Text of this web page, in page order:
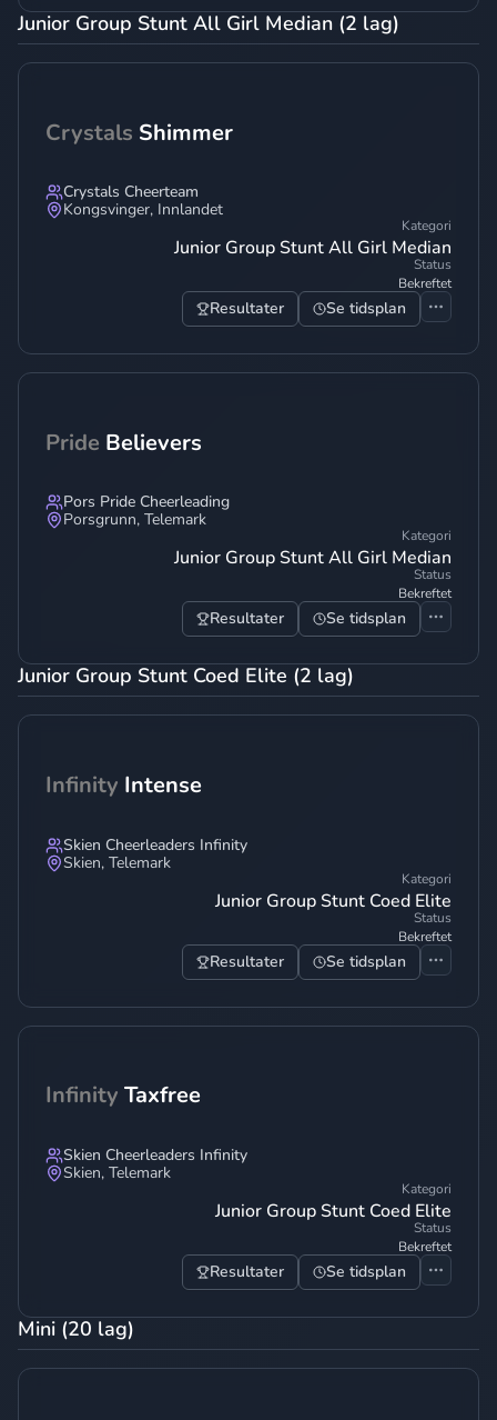
Junior Group Stunt All Girl Median (2 lag)
Crystals Shimmer
Crystals Cheerteam
Kongsvinger, Innlandet
Kategori
Junior Group Stunt All Girl Median
Status
Bekreftet
Resultater Se tidsplan
Pride Believers
Pors Pride Cheerleading
Porsgrunn, Telemark
Kategori
Junior Group Stunt All Girl Median
Status
Bekreftet
Resultater Se tidsplan
Junior Group Stunt Coed Elite (2 lag)
Infinity Intense
Skien Cheerleaders Infinity
Skien, Telemark
Kategori
Junior Group Stunt Coed Elite
Status
Bekreftet
Resultater Se tidsplan
Infinity Taxfree
Skien Cheerleaders Infinity
Skien, Telemark
Kategori
Junior Group Stunt Coed Elite
Status
Bekreftet
Resultater Se tidsplan
Mini (20 lag)